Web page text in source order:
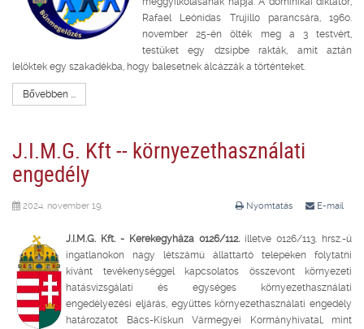
Rafael Leónidas Trujillo parancsára, 1960.
november 25-én ölték meg a 3 testvért,
testüket egy dzsipbe rakták, amit aztán
lelöktek egy szakadékba, hogy balesetnek álcázzák a történteket.
Bővebben ...
J.I.M.G. Kft -- környezethasználati
engedély
Nyomtatás E-mail
2024. november 19.
J.I.M.G. Kft. - Kerekegyháza 0126/112. illetve 0126/113. hrsz.-ú
ingatlanokon nagy létszámú állattartó telepeken folytatni
kívánt tevékenységgel kapcsolatos összevont környezeti
hatásvizsgálati és egységes környezethasználati
engedélyezési eljárás, együttes környezethasználati engedély
határozatot Bács-Kiskun Vármegyei Kormányhivatal, mint